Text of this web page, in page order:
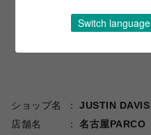
ショップ名
JUSTIN DAVIS
店舗名
名古屋PARCO
Switch language